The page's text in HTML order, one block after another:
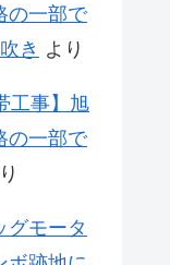
の一部で
き より
工事】旭
の一部で
グモータ